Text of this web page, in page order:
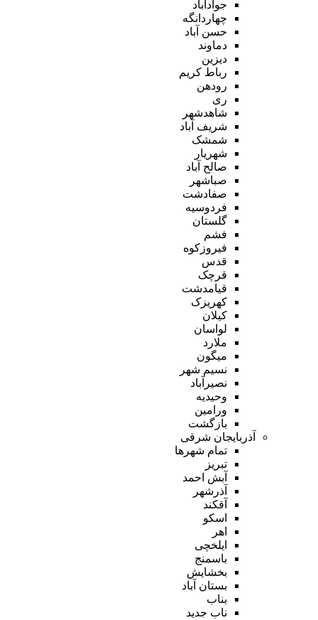
جوادآباد
چهاردانگه
حسن آباد
دماوند
دیزین
رباط کریم
رودهن
ری
شاهدشهر
شریف آباد
شمشک
شهریار
صالح آباد
صباشهر
صفادشت
فردوسیه
گلستان
فشم
فیروزکوه
قدس
قرچک
قیامدشت
کهریزک
کیلان
لواسان
ملارد
میگون
نسیم شهر
نصیرآباد
وحیدیه
ورامین
بازگشت
آذربایجان شرقی
تمام شهر‌ها
تبریز
آبش احمد
آذرشهر
آقکند
اسکو
اهر
ایلخچی
باسمنج
بخشایش
بستان آباد
بناب
ناب جدید